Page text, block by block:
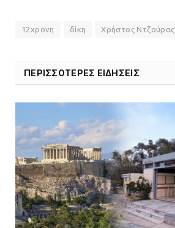
12χρονη δίκη Χρήστος Ντζούρας
ΠΕΡΙΣΣΟΤΕΡΕΣ ΕΙΔΗΣΕΙΣ